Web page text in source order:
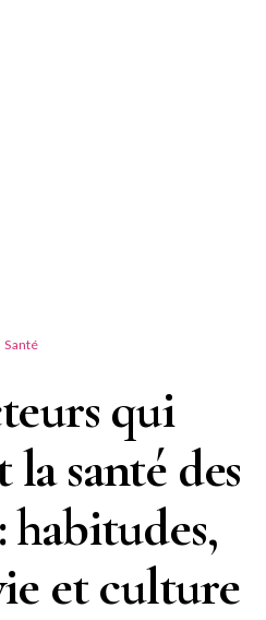
Santé
qui
santé des
habitudes,
et culture